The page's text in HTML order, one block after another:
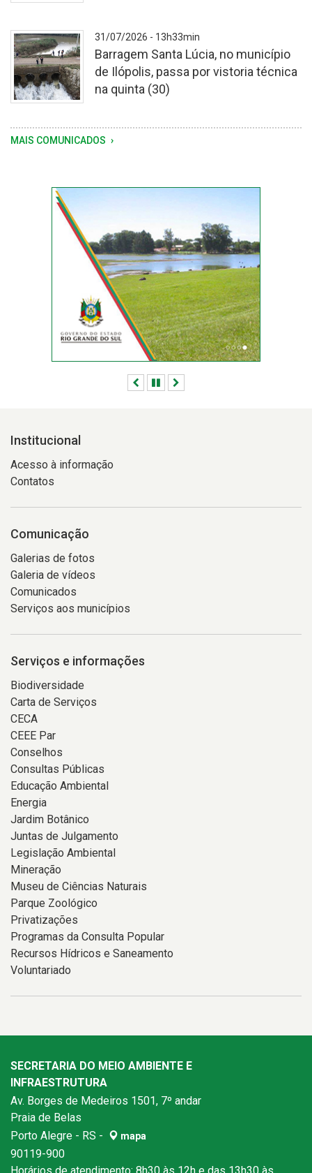
-
Vistoria
foi
sequência
31/07/2026 - 13h33min
Barragem Santa Lúcia, no município
de Ilópolis, passa por vistoria técnica
na quinta (30)
MAIS COMUNICADOS
AnteriorPausar
Institucional
Acesso à informação
Contatos
Comunicação
Galerias de fotos
Galeria de vídeos
Comunicados
Serviços aos municípios
Serviços e informações
Biodiversidade
Carta de Serviços
CECA
CEEE Par
Conselhos
Consultas Públicas
Educação Ambiental
Energia
Jardim Botânico
Juntas de Julgamento
Legislação Ambiental
Mineração
Museu de Ciências Naturais
Parque Zoológico
Privatizações
Programas da Consulta Popular
Recursos Hídricos e Saneamento
Voluntariado
SECRETARIA DO MEIO AMBIENTE E
INFRAESTRUTURA
Av. Borges de Medeiros 1501, 7º andar
Praia de Belas
Porto Alegre - RS -
mapa
90119-900